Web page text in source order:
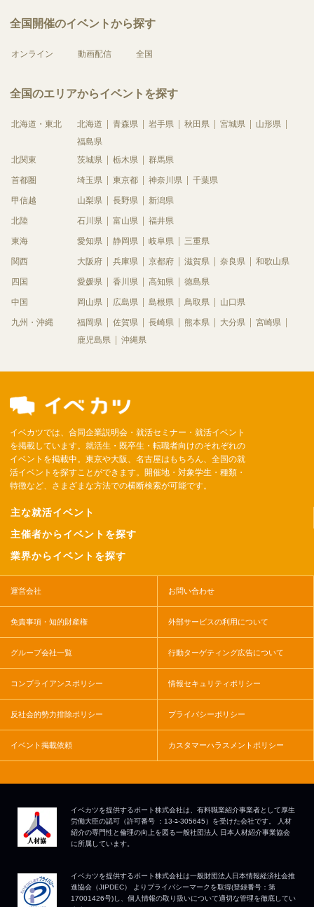
全国開催のイベントから探す
オンライン 動画配信 全国
全国のエリアからイベントを探す
北海道・東北 北海道 青森県 岩手県 秋田県 宮城県
山形県
福島県
北関東
茨城県 栃木県 群馬県
首都圏 埼玉県 東京都 神奈川県 千葉県
甲信越 山梨県 長野県 新潟県
北陸 石川県 富山県 福井県
東海 愛知県 静岡県 岐阜県 三重県
関西 大阪府 兵庫県 京都府 滋賀県 奈良県 和歌山県
四国 愛媛県 香川県 高知県 徳島県
中国 岡山県 広島県 島根県 鳥取県 山口県
九州・沖縄 福岡県 佐賀県 長崎県 熊本県 大分県
宮崎県
鹿児島県
沖縄県
イベカツでは、合同企業説明会・就活セミナー・就活イベント
を掲載しています。就活生・既卒生・転職者向けのそれぞれの
イベントを掲載中。東京や大阪、名古屋はもちろん、全国の就
活イベントを探すことができます。開催地・対象学生・種類・
特徴など、さまざまな方法での横断検索が可能です。
主な就活イベント
主催者からイベントを探す
業界からイベントを探す
運営会社 お問い合わせ
免責事項・知的財産権 外部サービスの利用について
グループ会社一覧 行動ターゲティング広告について
コンプライアンスポリシー 情報セキュリティポリシー
反社会的勢力排除ポリシー プライバシーポリシー
イベント掲載依頼 カスタマーハラスメントポリシー